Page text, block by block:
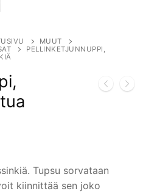
MUUT
PELLINKETJUNNUPPI,
Tupsu sorvataan
kiinnittää sen joko